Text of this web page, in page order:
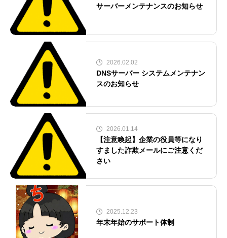
サーバーメンテナンスのお知らせ
2026.02.02
DNSサーバー システムメンテナン
スのお知らせ
2026.01.14
【注意喚起】企業の役員等になり
すました詐欺メールにご注意くだ
さい
2025.12.23
年末年始のサポート体制